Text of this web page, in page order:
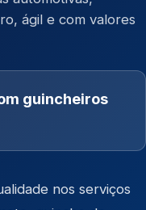
ágil e com valores
guincheiros
nos serviços